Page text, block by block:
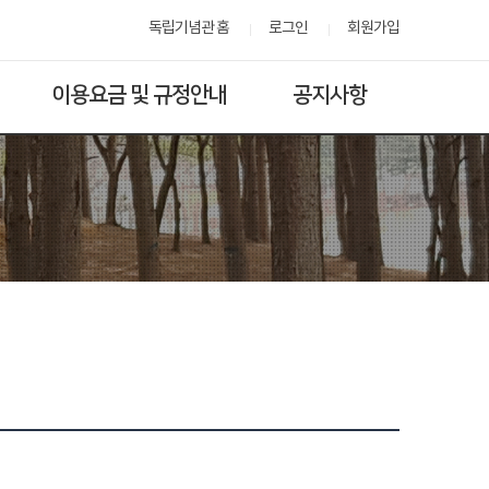
독립기념관 홈 로그인 회원가입
이용요금 및 규정안내 공지사항